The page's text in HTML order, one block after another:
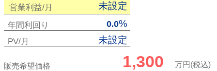
営業利益/月 未設定
年間利回り 0.0%
PV/月 未設定
販売希望価格 1,300 万円(税込)